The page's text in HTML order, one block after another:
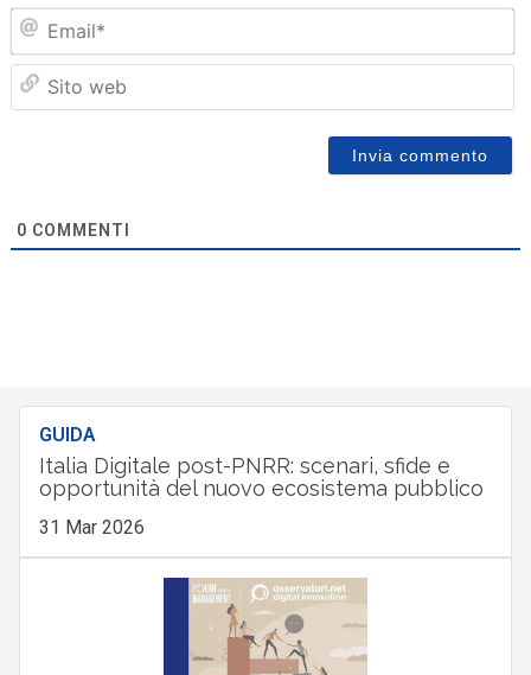
0 COMMENTI
GUIDA
Italia Digitale post-PNRR: scenari, sfide e
opportunità del nuovo ecosistema pubblico
31 Mar 2026